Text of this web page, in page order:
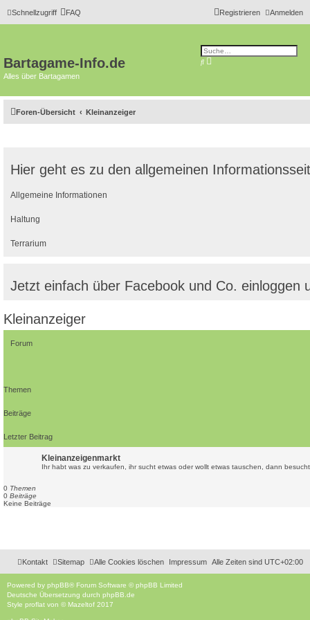
Schnellzugriff FAQ Anmelden
Registrieren
Bartagame-Info.de
Alles über Bartagamen
S
E
t
e
Foren-Übersicht Kleinanzeiger
Hier geht es zu den allgemeinen
Allgemeine Informationen
Haltung
Terrarium
Jetzt einfach über Facebook und Co. einloggen
Kleinanzeiger
Forum
Themen
Beiträge
Letzter Beitrag
Kleinanzeigenmarkt
Ihr habt was zu verkaufen, ihr sucht etwas oder wollt etwas tauschen, dann
0 Themen
0 Beiträge
Keine Beiträge
Alle Zeiten sind UTC+02:00
Impressum
Alle Cookies löschen
Sitemap
Kontakt
Powered by phpBB® Forum Software © phpBB Limited
Deutsche Übersetzung durch phpBB.de
Style proflat von © Mazeltof 2017